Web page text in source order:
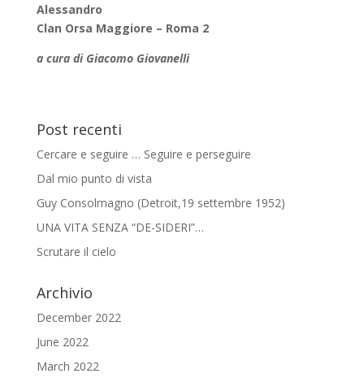
Alessandro
Clan Orsa Maggiore – Roma 2
a cura di Giacomo Giovanelli
Post recenti
Cercare e seguire … Seguire e perseguire
Dal mio punto di vista
Guy Consolmagno (Detroit,19 settembre 1952)
UNA VITA SENZA “DE-SIDERI”…
Scrutare il cielo
Archivio
December 2022
June 2022
March 2022